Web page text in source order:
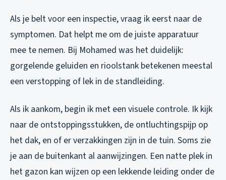
Als je belt voor een inspectie, vraag ik eerst naar de
symptomen. Dat helpt me om de juiste apparatuur
mee te nemen. Bij Mohamed was het duidelijk:
gorgelende geluiden en rioolstank betekenen meestal
een verstopping of lek in de standleiding.
Als ik aankom, begin ik met een visuele controle. Ik kijk
naar de ontstoppingsstukken, de ontluchtingspijp op
het dak, en of er verzakkingen zijn in de tuin. Soms zie
je aan de buitenkant al aanwijzingen. Een natte plek in
het gazon kan wijzen op een lekkende leiding onder de